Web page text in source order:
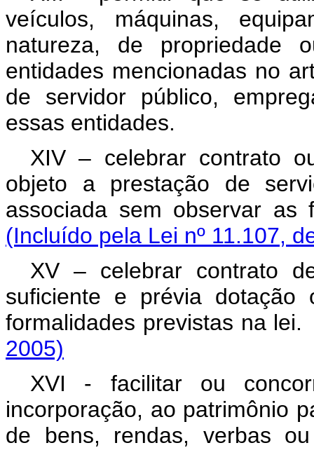
veículos, máquinas,
natureza, de propriedade
entidades mencionadas no
de servidor público,
essas entidades.
XIV – celebrar contrato
objeto a prestação de
associada sem observar
(Incluído pela Lei nº 11.107,
XV – celebrar contrato
suficiente e prévia dotação
formalidades previstas
2005)
XVI - facilitar ou
incorporação, ao patrimônio
de bens, rendas, verbas